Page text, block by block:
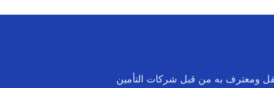
ومعترف به من قبل شركات التأمين